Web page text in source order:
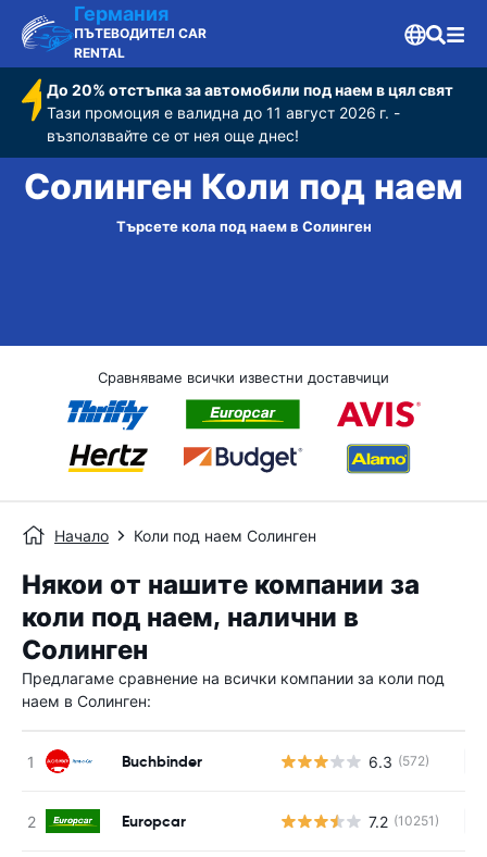
Германия
ПЪТЕВОДИТЕЛ CAR
RENTAL
До 20% отстъпка за автомобили под наем в цял свят
Тази промоция е валидна до 11 август 2026 г. -
възползвайте се от нея още днес!
Солинген Коли под наем
Търсете кола под наем в Солинген
Сравняваме всички известни доставчици
Начало Коли под наем Солинген
Някои от нашите компании за
коли под наем, налични в
Солинген
Предлагаме сравнение на всички компании за коли под
наем в Солинген:
Buchbinder 6.3 (572)
Europcar 7.2 (10251)